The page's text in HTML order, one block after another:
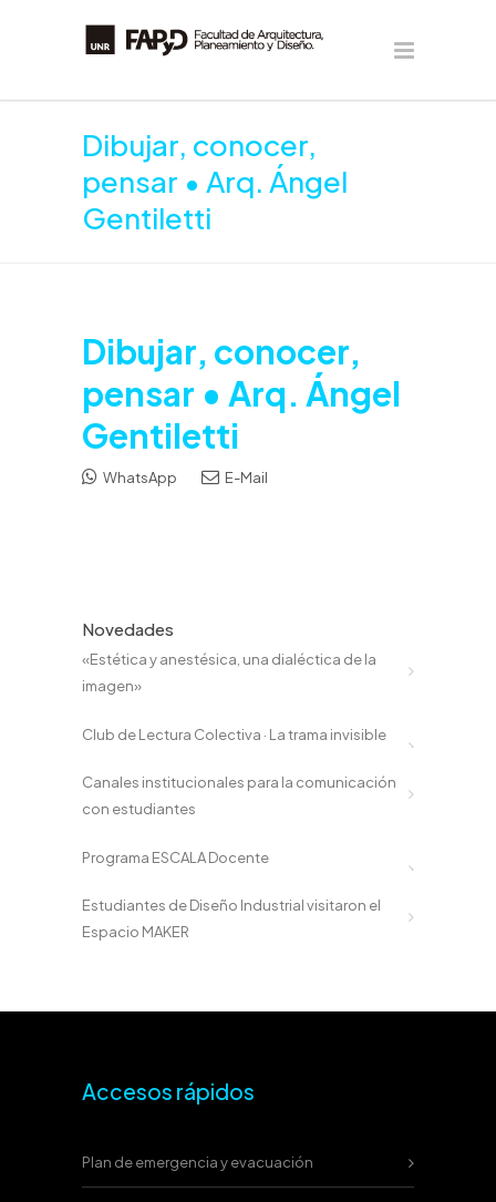
Dibujar, conocer,
pensar • Arq. Ángel
Gentiletti
Dibujar, conocer,
pensar • Arq. Ángel
Gentiletti
WhatsApp E-Mail
Novedades
«Estética y anestésica, una dialéctica de la
imagen»
Club de Lectura Colectiva · La trama invisible
Canales institucionales para la comunicación
con estudiantes
Programa ESCALA Docente
Estudiantes de Diseño Industrial visitaron el
Espacio MAKER
Accesos rápidos
Plan de emergencia y evacuación